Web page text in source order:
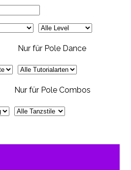
Nur für Pole Dance
Nur für Pole Combos